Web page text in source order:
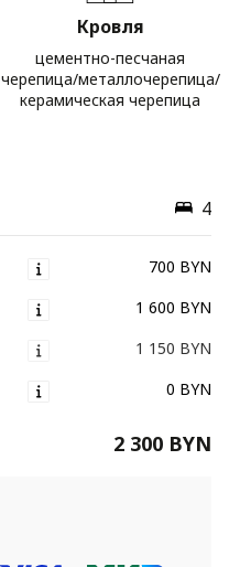
Кровля
цементно-песчаная
черепица/металлочерепица/
керамическая черепица
4
700 BYN
1 600 BYN
1 150 BYN
0 BYN
2 300 BYN